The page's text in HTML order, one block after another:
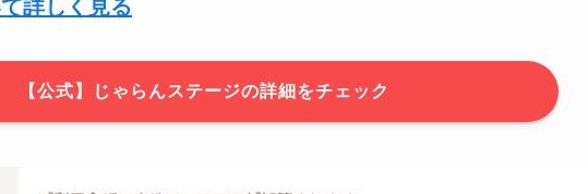
詳しく見る
【公式】じゃらんステージの詳細をチェック